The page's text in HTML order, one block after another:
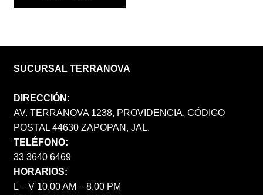
SUCURSAL TERRANOVA
DIRECCIÓN:
AV. TERRANOVA 1238, PROVIDENCIA, CÓDIGO
POSTAL 44630 ZAPOPAN, JAL.
TELÉFONO:
33 3640 6469
HORARIOS:
L – V 10.00 AM – 8.00 PM